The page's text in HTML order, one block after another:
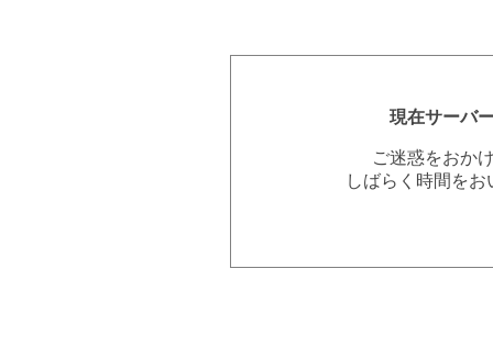
現在サーバ
ご迷惑をおか
しばらく時間を